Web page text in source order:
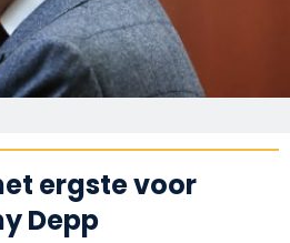
ergste voor
Depp